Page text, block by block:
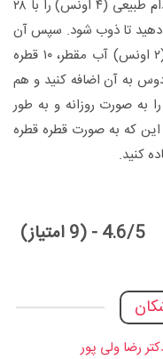
کارایی بالایی است. حدود ۱۱۰ گرم روغن بادام طبیعی (۴ اونس) را با ۲۸
قرار دهید تا ذوب شود. سپس آن
را از روی حرارت بردارید و حدود ۵۶ گرم (۲ اونس) آب مقطر، ۱۰ قطره
به آن اضافه کنید و هم
به صورت روزانه و به طور
که به صورت قطره قطره
کنید.
4.6/5 - (9 امتیاز)